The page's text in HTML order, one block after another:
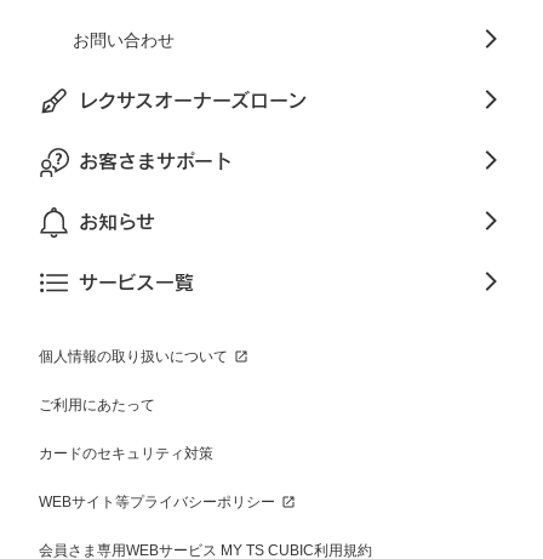
お問い合わせ
レクサスオーナーズローン
お客さまサポート
お知らせ
サービス一覧
個人情報の取り扱いについて
ご利用にあたって
カードのセキュリティ対策
WEBサイト等プライバシーポリシー
会員さま専用WEBサービス MY TS CUBIC利用規約